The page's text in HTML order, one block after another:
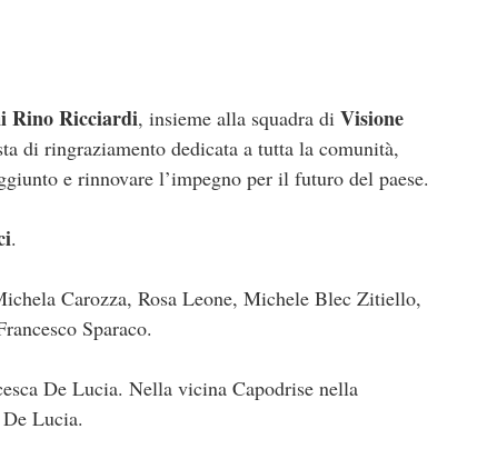
Rino Ricciardi, insieme alla squadra di Visione
di ringraziamento dedicata a tutta la comunità,
e rinnovare l’impegno per il futuro del paese.
.
Carozza, Rosa Leone, Michele Blec Zitiello,
Sparaco.
De Lucia. Nella vicina Capodrise nella
Lucia.